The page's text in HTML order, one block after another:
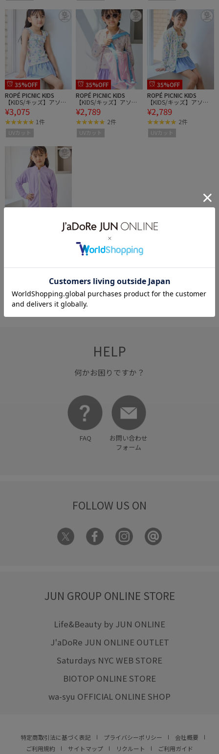
35%OFF
ROPÉ PICNIC KIDS
【KIDS/キッズ】アソー
ト柄セパレート水着/UV
カット
¥3,075
1件
UVカット
35%OFF
ROPÉ PICNIC KIDS
【KIDS/キッズ】アソー
ト柄ラッシュガード/UV
カット
¥2,789
2件
UVカット
35%OFF
ROPÉ PICNIC KIDS
【KIDS/キッズ】アソー
ト柄ラッシュガード/UV
カット
¥2,789
2件
UVカット
UVカット
HELP
何かお困りですか？
FAQ
お問い合わせ
フォーム
FOLLOW US ON
JUN GROUP ONLINE STORE
Life&Beauty by JUN ONLINE
J'aDoRe JUN ONLINE OUTLET
Saturdays NYC WEB STORE
BIOTOP ONLINE STORE
wa-syu OFFICIAL ONLINE SHOP
特定商取引法に基づく表記 プライバシーポリシー
会社概要
ご利用規約
サイトマップ リクルート ご利用ガイド